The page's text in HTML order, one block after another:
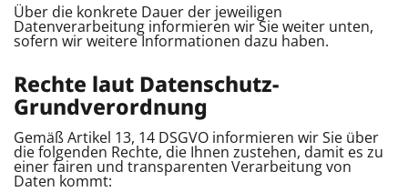
Über die konkrete Dauer der jeweiligen
Datenverarbeitung informieren wir Sie weiter unten,
sofern wir weitere Informationen dazu haben.
Rechte laut Datenschutz-
Grundverordnung
Gemäß Artikel 13, 14 DSGVO informieren wir Sie über
die folgenden Rechte, die Ihnen zustehen, damit es zu
einer fairen und transparenten Verarbeitung von
Daten kommt: